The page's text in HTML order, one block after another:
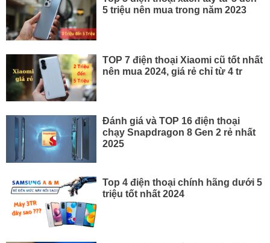
5 triệu nên mua trong năm 2023
TOP 7 điện thoại Xiaomi cũ tốt nhất
nên mua 2024, giá rẻ chỉ từ 4 tr
Đánh giá và TOP 16 điện thoại
chạy Snapdragon 8 Gen 2 rẻ nhất
2025
Top 4 điện thoại chính hãng dưới 5
triệu tốt nhất 2024